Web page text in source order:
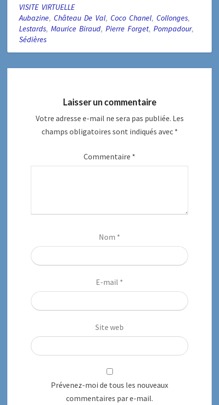
VISITE VIRTUELLE
Aubazine, Château De Val, Coco Chanel, Collonges,
Lestards, Maurice Biraud, Pierre Forget, Pompadour,
Sédières
Laisser un commentaire
Votre adresse e-mail ne sera pas publiée. Les
champs obligatoires sont indiqués avec *
Commentaire *
Nom *
E-mail *
Site web
Prévenez-moi de tous les nouveaux
commentaires par e-mail.